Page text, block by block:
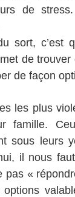
de
sort, c’est
de trouver
de façon
les plus
famille.
sous leurs
il nous
pas «
options